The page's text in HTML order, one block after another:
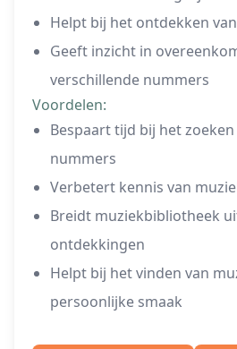
Helpt bij het ontdekken
Geeft inzicht in
verschillende nummers
Voordelen:
Bespaart tijd bij het
nummers
Verbetert kennis van
Breidt muziekbibliotheek
ontdekkingen
Helpt bij het vinden van
persoonlijke smaak